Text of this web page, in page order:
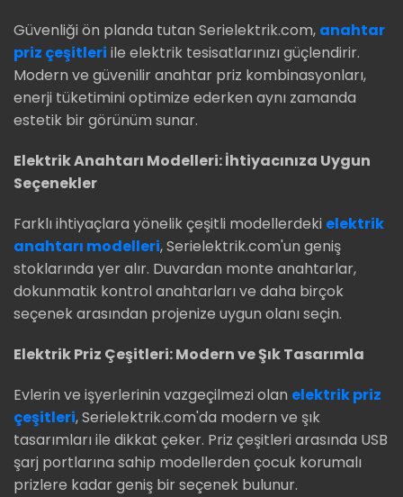
Güvenliği ön planda tutan Serielektrik.com, anahtar
priz çeşitleri ile elektrik tesisatlarınızı güçlendirir.
Modern ve güvenilir anahtar priz kombinasyonları,
enerji tüketimini optimize ederken aynı zamanda
estetik bir görünüm sunar.
Elektrik Anahtarı Modelleri: İhtiyacınıza Uygun
Seçenekler
Farklı ihtiyaçlara yönelik çeşitli modellerdeki elektrik
anahtarı modelleri, Serielektrik.com'un geniş
stoklarında yer alır. Duvardan monte anahtarlar,
dokunmatik kontrol anahtarları ve daha birçok
seçenek arasından projenize uygun olanı seçin.
Elektrik Priz Çeşitleri: Modern ve Şık Tasarımla
Evlerin ve işyerlerinin vazgeçilmezi olan elektrik priz
çeşitleri, Serielektrik.com'da modern ve şık
tasarımları ile dikkat çeker. Priz çeşitleri arasında USB
şarj portlarına sahip modellerden çocuk korumalı
prizlere kadar geniş bir seçenek bulunur.